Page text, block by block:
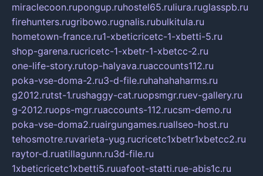
miraclecoon.rupongup.ruhostel65.ruliura.ruglasspb.ru
firehunters.rugribowo.rugnalis.rubulkitula.ru
hometown-france.ru1-xbeticricetc-1-xbetti-5.ru
shop-garena.rucricetc-1-xbetr-1-xbetcc-2.ru
one-life-story.rutop-halyava.ruaccounts112.ru
poka-vse-doma-2.ru3-d-file.ruhahahaharms.ru
g2012.rutst-1.rushaggy-cat.ruopsmgr.ruev-gallery.ru
g-2012.ruops-mgr.ruaccounts-112.rucsm-demo.ru
poka-vse-doma2.ruairgungames.ruallseo-host.ru
tehosmotre.ruvarieta-yug.rucricetc1xbetr1xbetcc2.ru
raytor-d.ruatillagunn.ru3d-file.ru
1xbeticricetc1xbetti5.ruuafoot-statti.rue-abis1c.ru